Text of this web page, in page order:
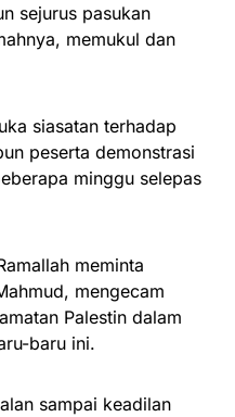
sejurus pasukan
memukul dan
siasatan terhadap
peserta demonstrasi
minggu selepas
meminta
mengecam
Palestin dalam
baru ini.
sampai keadilan